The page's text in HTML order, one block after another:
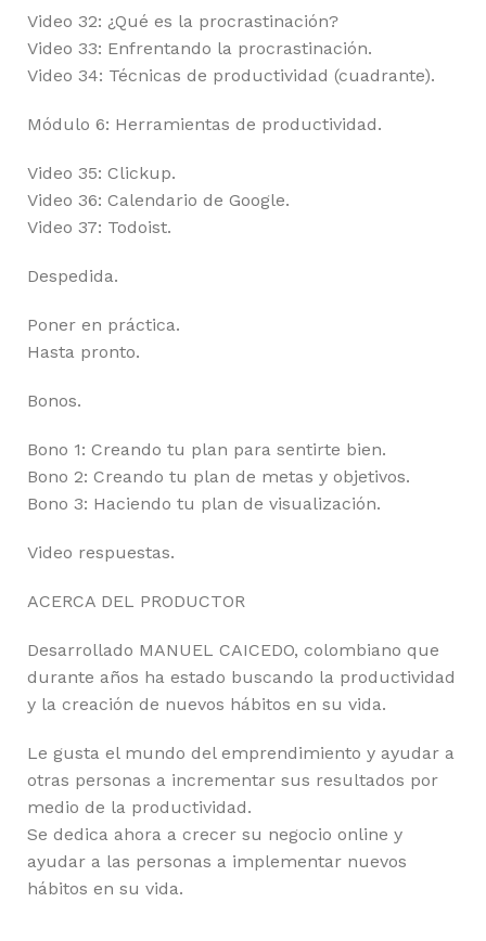
Video 32: ¿Qué es la procrastinación?
Video 33: Enfrentando la procrastinación.
Video 34: Técnicas de productividad (cuadrante).
Módulo 6: Herramientas de productividad.
Video 35: Clickup.
Video 36: Calendario de Google.
Video 37: Todoist.
Despedida.
Poner en práctica.
Hasta pronto.
Bonos.
Bono 1: Creando tu plan para sentirte bien.
Bono 2: Creando tu plan de metas y objetivos.
Bono 3: Haciendo tu plan de visualización.
Video respuestas.
ACERCA DEL PRODUCTOR
Desarrollado MANUEL CAICEDO, colombiano que
durante años ha estado buscando la productividad
y la creación de nuevos hábitos en su vida.
Le gusta el mundo del emprendimiento y ayudar a
otras personas a incrementar sus resultados por
medio de la productividad.
Se dedica ahora a crecer su negocio online y
ayudar a las personas a implementar nuevos
hábitos en su vida.